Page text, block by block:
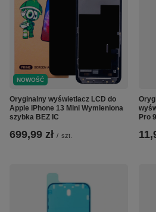
NOWOŚĆ
Oryginalny wyświetlacz LCD do
Apple iPhone 13 Mini Wymieniona
szybka BEZ IC
699,99 zł / szt.
Pro